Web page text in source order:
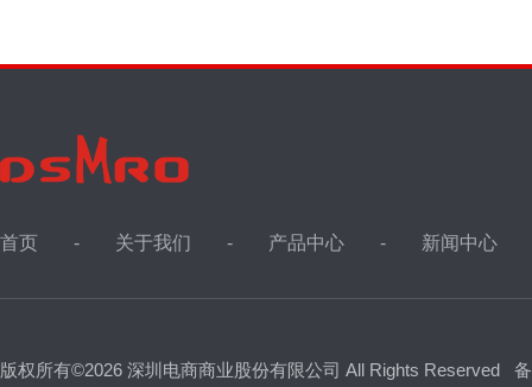
首页 关于我们 产品中心 新闻中心
版权所有©2026 深圳电商商业股份有限公司 All Rights Reserved